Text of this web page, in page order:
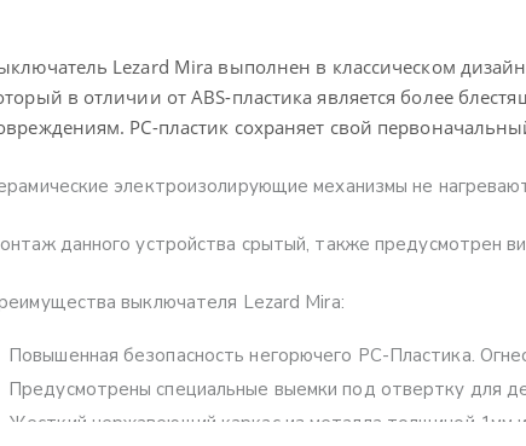
Lezard Mira выполнен в классическом
в отличии от ABS-пластика является более
PC-пластик сохраняет свой
электроизолирующие механизмы не
данного устройства срытый, также предусмотрен
выключателя Lezard Mira:
Повышенная безопасность негорючего PC-Пластика.
Предусмотрены специальные выемки под отвертку для
Жесткий нержавеющий каркас из металла толщиной 1мм